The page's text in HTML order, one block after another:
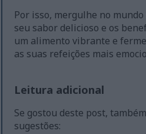
Por isso, mergulhe no
seu sabor delicioso e os
um alimento vibrante e
as suas refeições mais
Leitura adicional
Se gostou deste post,
sugestões: